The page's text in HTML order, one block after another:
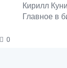
0
Кирилл
Главное в